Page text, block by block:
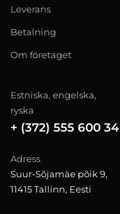
Leverans
Betalning
Om företaget
Estniska, engelska,
ryska
+ (372) 555 600 34
Adress
Suur-Sõjamäe põik 9,
11415 Tallinn, Eesti